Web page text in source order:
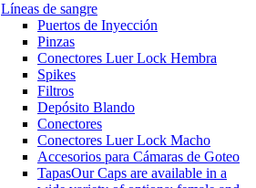
Líneas de sangre
Puertos de Inyección
Pinzas
Conectores Luer Lock Hembra
Spikes
Filtros
Depósito Blando
Conectores
Conectores Luer Lock Macho
Accesorios para Cámaras de Goteo
TapasOur Caps are available in a